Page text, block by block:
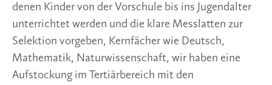
denen Kinder von der Vorschule bis ins Jugendalter
unterrichtet werden und die klare Messlatten zur
Selektion vorgeben, Kernfächer wie Deutsch,
Mathematik, Naturwissenschaft, wir haben eine
Aufstockung im Tertiärbereich mit den